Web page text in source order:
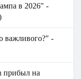
в 2026" -
важливого?" -
прибыл на